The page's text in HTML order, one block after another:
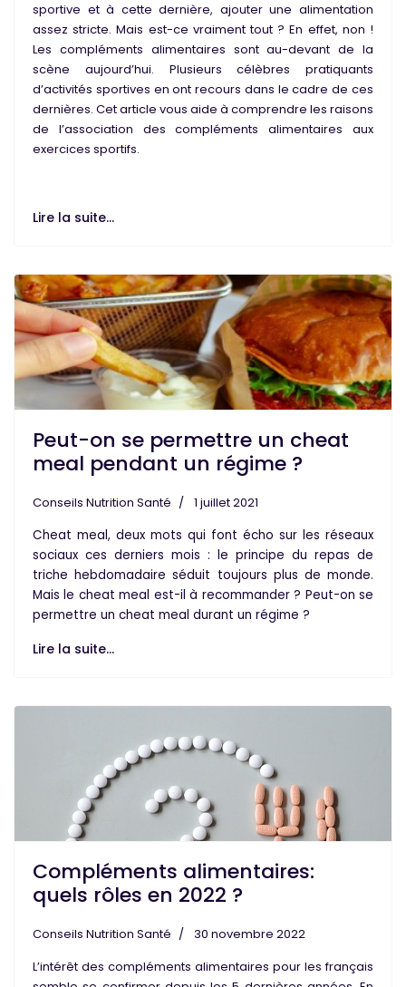
sportive et à cette dernière, ajouter une alimentation
assez stricte. Mais est-ce vraiment tout ? En effet, non !
Les compléments alimentaires sont au-devant de la
scène aujourd’hui. Plusieurs célèbres pratiquants
d’activités sportives en ont recours dans le cadre de ces
dernières. Cet article vous aide à comprendre les raisons
de l’association des compléments alimentaires aux
exercices sportifs.
Lire la suite...
Peut-on se permettre un cheat
meal pendant un régime ?
Conseils Nutrition Santé
1 juillet 2021
Cheat meal, deux mots qui font écho sur les réseaux
sociaux ces derniers mois : le principe du repas de
triche hebdomadaire séduit toujours plus de monde.
Mais le cheat meal est-il à recommander ? Peut-on se
permettre un cheat meal durant un régime ?
Lire la suite...
Compléments alimentaires:
quels rôles en 2022 ?
Conseils Nutrition Santé
30 novembre 2022
L’intérêt des compléments alimentaires pour les français